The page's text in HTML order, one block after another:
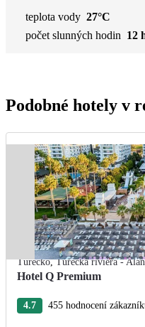
teplota vody 27°C
počet slunných hodin 12
Podobné hotely v
Turecko,Turecká riviéra -
Hotel Q Premium
4.7 455 hodnocení